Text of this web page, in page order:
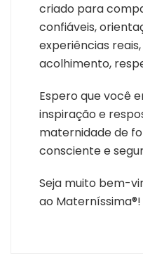
criado para
confiáveis,
experiências
acolhimento,
Espero que você
inspiração e
maternidade de
consciente e
Seja muito bem-
ao Materníssima®!